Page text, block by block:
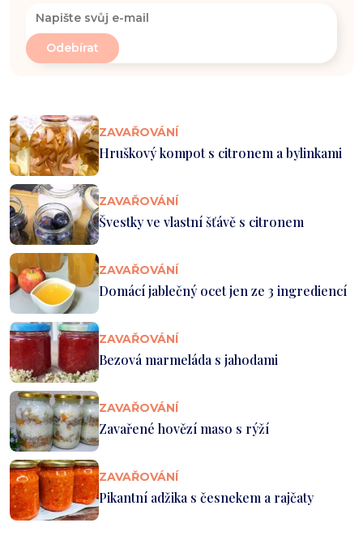
ZAVAŘOVÁNÍ
Hruškový kompot s citronem a bylinkami
ZAVAŘOVÁNÍ
Švestky ve vlastní šťávě s citronem
ZAVAŘOVÁNÍ
Domácí jablečný ocet jen ze 3 ingrediencí
ZAVAŘOVÁNÍ
Bezová marmeláda s jahodami
ZAVAŘOVÁNÍ
Zavařené hovězí maso s rýží
ZAVAŘOVÁNÍ
Pikantní adžika s česnekem a rajčaty